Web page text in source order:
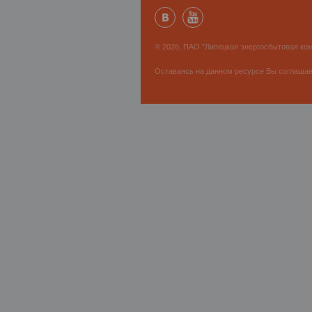
© 2026, ПАО "Липецкая энергосбытовая
Оставаясь на данном ресурсе Вы